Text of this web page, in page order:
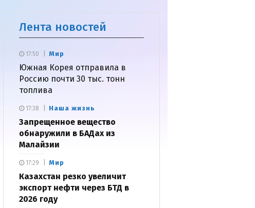
Лента новостей
Мир
Южная Корея отправила в
Россию почти 30 тыс. тонн
топлива
17:50
Наша жизнь
Запрещенное вещество
обнаружили в БАДах из
Малайзии
17:38
Мир
Казахстан резко увеличит
экспорт нефти через БТД в
2026 году
17:29